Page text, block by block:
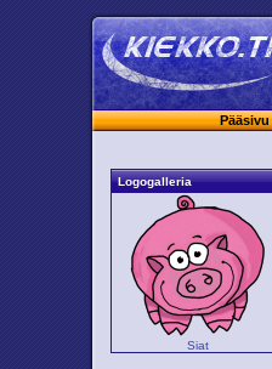
Pääsivu
Logogalleria
Siat